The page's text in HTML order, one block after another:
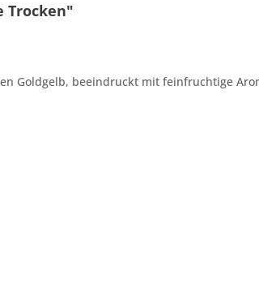
Trocken"
Goldgelb, beeindruckt mit feinfruchtige